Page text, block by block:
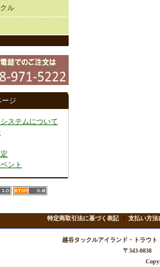
ル
ジ
ステムについて
ント
特定商取引法に基づく表記｜ 支払い方法
越谷タックルアイランド・トラ
〒343-0838